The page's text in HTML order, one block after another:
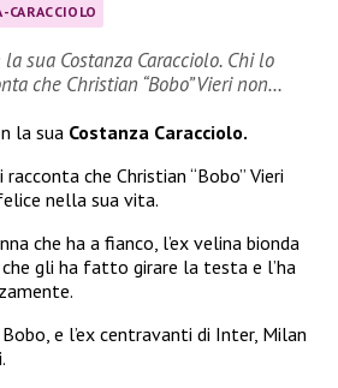
CARACCIOLO
sua Costanza Caracciolo. Chi lo
che Christian “Bobo” Vieri non…
la sua Costanza Caracciolo.
che Christian “Bobo” Vieri
nella sua vita.
che ha a fianco, l’ex velina bionda
che gli ha fatto girare la testa e l’ha
e l’ex centravanti di Inter, Milan